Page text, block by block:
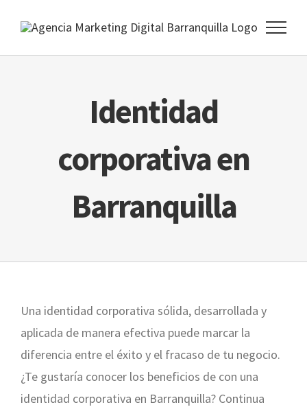
content
Identidad
corporativa en
Barranquilla
Una identidad corporativa sólida, desarrollada y
aplicada de manera efectiva puede marcar la
diferencia entre el éxito y el fracaso de tu negocio.
¿Te gustaría conocer los beneficios de con una
identidad corporativa en Barranquilla? Continua